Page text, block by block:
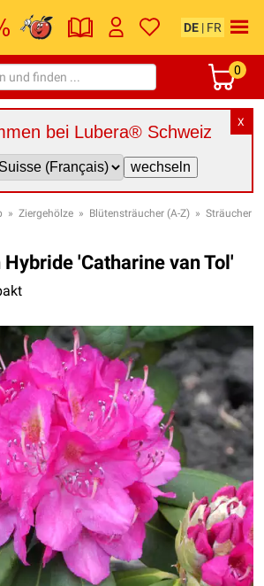
DE | FR
0
X
bei Lubera® Schweiz
» Ziergehölze » Blütensträucher (A-Z) » Sträucher
'Catharine van Tol'